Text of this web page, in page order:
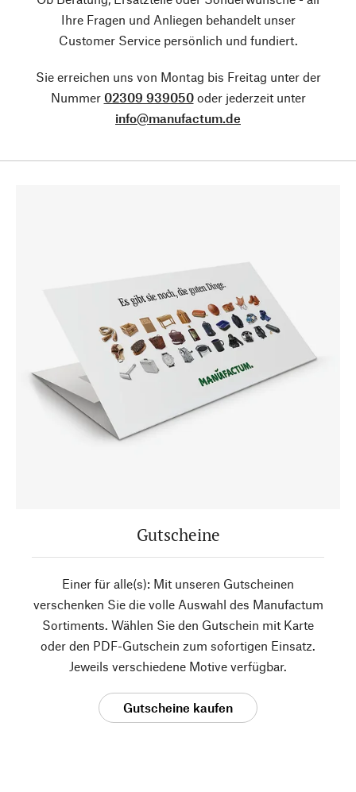
Ihre Fragen und Anliegen behandelt unser
Customer Service persönlich und fundiert.
Sie erreichen uns von Montag bis Freitag unter der
Nummer 02309 939050oder jederzeit unter
info@manufactum.de
Gutscheine
Einer für alle(s): Mit unseren Gutscheinen
verschenken Sie die volle Auswahl des Manufactum
Sortiments. Wählen Sie den Gutschein mit Karte
oder den PDF-Gutschein zum sofortigen Einsatz.
Jeweils verschiedene Motive verfügbar.
Gutscheine kaufen